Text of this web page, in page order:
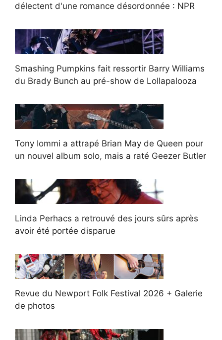
délectent d'une romance désordonnée : NPR
Smashing Pumpkins fait ressortir Barry Williams
du Brady Bunch au pré-show de Lollapalooza
Tony Iommi a attrapé Brian May de Queen pour
un nouvel album solo, mais a raté Geezer Butler
Linda Perhacs a retrouvé des jours sûrs après
avoir été portée disparue
Revue du Newport Folk Festival 2026 + Galerie
de photos